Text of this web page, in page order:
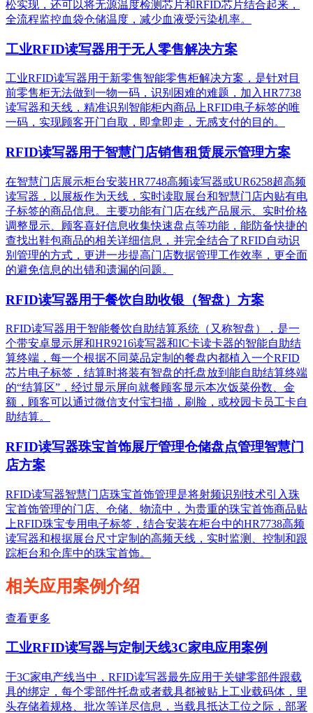
松实现，还可以将无源温度检测芯片和RFID芯片结合起来，
全流程监控血袋仓储温度，减少血液受污染机率。
工业RFID读写器用于无人零售解决方案
工业RFID读写器用于新零售智能零售柜解决方案，是针对目
前零售柜无法做到一物一码，识别困难的难题，加入HR7738
读写器和天线，精准识别​智能柜内商品上RFID电子标签的唯
一码，实现顾客开门自取，即拿即走，无感支付的目的。
RFID读写器用于智慧门店销售租赁展示管理方案
在智慧门店展示柜台安装HR7748高频读写器或UR6258超高频
读写器，以展板作为天线，实时读取展台和智慧门店内贴有电
子标签的商品信息。主要功能有门店在线产品展示、实时价格
调整显示、顾客喜好信息收集快速盘点等功能，能防备快捷的
查找出鞋包商品的相关详细信息，并完全结合了RFID自动识
别管理的方式，更进一步提高门店数据管理工作效率，更全面
的避免信息的出错和遗漏的问题。
RFID读写器用于餐饮自助收银（智盘）方案
RFID读写器用于智能餐饮自助结算系统（又称智盘），是一
个带安卓显示屏和HR9216读写器和IC卡读卡器的智能自助结
算终端，每一个根据不同菜品定制的餐盘内都植入一个RFID
芯片电子标签，结算时将装有智盘的托盘放到能自助结算终端
的“结算区”，经过显示屏向就餐顾客显示本次饭菜份数、金
额，顾客可以通过微信支付宝扫描，刷脸，或校园卡员工卡自
助结算。
RFID读写器珠宝首饰展厅管理仓储盘点管理智慧门
店方案
RFID读写器智慧门店珠宝首饰管理是将射频识别技术引入珠
宝首饰管理的门店、仓储、物流中，为贵重的珠宝首饰商品贴
上RFID珠宝专用电子标签，结合安装在柜台中的HR7738高频
读写器和根据展台尺寸定制的高频天线，实时监测、控制和跟
踪柜台和仓库中的珠宝首饰。
相关应用案例介绍
查看更多
工业RFID读写器与定制天线3C家电应用案例
于3C家电产线当中，RFID读写器最先应用于关键零部件跟载
具的绑定，每个零部件托盘或者载具都被贴上工业载码体，里
头存储着规格、批次等详尽信息，当载具抵达工位之际，部署